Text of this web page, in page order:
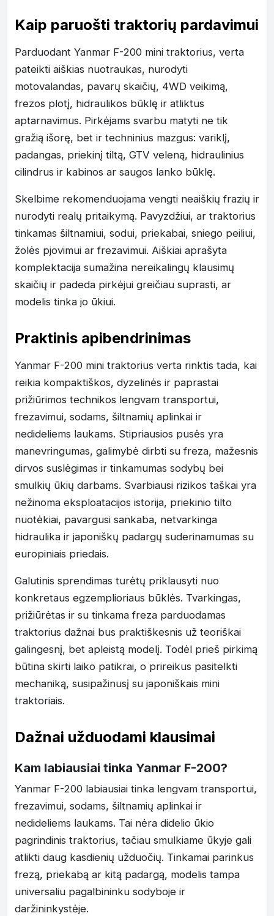
Kaip paruošti traktorių pardavimui
Parduodant Yanmar F-200 mini traktorius, verta
pateikti aiškias nuotraukas, nurodyti
motovalandas, pavarų skaičių, 4WD veikimą,
frezos plotį, hidraulikos būklę ir atliktus
aptarnavimus. Pirkėjams svarbu matyti ne tik
gražią išorę, bet ir techninius mazgus: variklį,
padangas, priekinį tiltą, GTV veleną, hidraulinius
cilindrus ir kabinos ar saugos lanko būklę.
Skelbime rekomenduojama vengti neaiškių frazių ir
nurodyti realų pritaikymą. Pavyzdžiui, ar traktorius
tinkamas šiltnamiui, sodui, priekabai, sniego peiliui,
žolės pjovimui ar frezavimui. Aiškiai aprašyta
komplektacija sumažina nereikalingų klausimų
skaičių ir padeda pirkėjui greičiau suprasti, ar
modelis tinka jo ūkiui.
Praktinis apibendrinimas
Yanmar F-200 mini traktorius verta rinktis tada, kai
reikia kompaktiškos, dyzelinės ir paprastai
prižiūrimos technikos lengvam transportui,
frezavimui, sodams, šiltnamių aplinkai ir
nedideliems laukams. Stipriausios pusės yra
manevringumas, galimybė dirbti su freza, mažesnis
dirvos suslėgimas ir tinkamumas sodybų bei
smulkių ūkių darbams. Svarbiausi rizikos taškai yra
nežinoma eksploatacijos istorija, priekinio tilto
nuotėkiai, pavargusi sankaba, netvarkinga
hidraulika ir japoniškų padargų suderinamumas su
europiniais priedais.
Galutinis sprendimas turėtų priklausyti nuo
konkretaus egzemplioriaus būklės. Tvarkingas,
prižiūrėtas ir su tinkama freza parduodamas
traktorius dažnai bus praktiškesnis už teoriškai
galingesnį, bet apleistą modelį. Todėl prieš pirkimą
būtina skirti laiko patikrai, o prireikus pasitelkti
mechaniką, susipažinusį su japoniškais mini
traktoriais.
Dažnai užduodami klausimai
Kam labiausiai tinka Yanmar F-200?
Yanmar F-200 labiausiai tinka lengvam transportui,
frezavimui, sodams, šiltnamių aplinkai ir
nedideliems laukams. Tai nėra didelio ūkio
pagrindinis traktorius, tačiau smulkiame ūkyje gali
atlikti daug kasdienių užduočių. Tinkamai parinkus
frezą, priekabą ar kitą padargą, modelis tampa
universaliu pagalbininku sodyboje ir
daržininkystėje.